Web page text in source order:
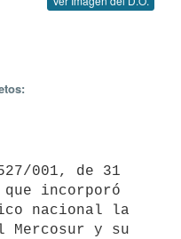
001, de 31
incorporó
nacional la
Mercosur y su